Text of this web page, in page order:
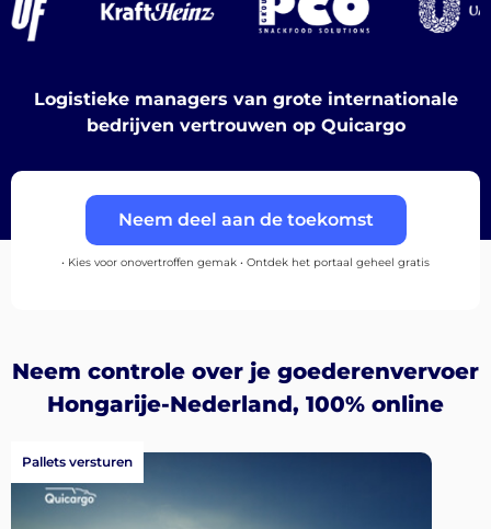
Ontdek
Nederlands
Aanmelden
Logistieke managers van grote internationale
bedrijven vertrouwen op Quicargo
Neem deel aan de toekomst
• Kies voor onovertroffen gemak • Ontdek het portaal geheel gratis
Neem controle over je goederenvervoer
Hongarije-Nederland, 100% online
Pallets versturen